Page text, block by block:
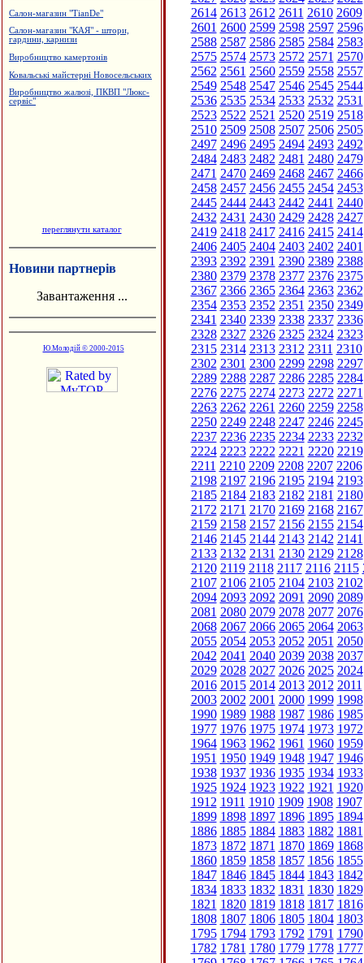
Салон-магазин "TianDe"
Салон-магазин "КАЯ" - штори,
гардини, карнизи
Виробництво камертонів
Ковальські майстерні Новосельських
Виробництво жалюзі, ПКВП "Люкс-
сервіс"
переглянути каталог
Новини партнерів
Завантаження ...
Ю.Молодій © 2000-2015
2614 2613 2612 2611 2610 2609
2601 2600 2599 2598 2597 2596
2588 2587 2586 2585 2584 2583
2575 2574 2573 2572 2571 2570
2562 2561 2560 2559 2558 2557
2549 2548 2547 2546 2545 2544
2536 2535 2534 2533 2532 2531
2523 2522 2521 2520 2519 2518
2510 2509 2508 2507 2506 2505
2497 2496 2495 2494 2493 2492
2484 2483 2482 2481 2480 2479
2471 2470 2469 2468 2467 2466
2458 2457 2456 2455 2454 2453
2445 2444 2443 2442 2441 2440
2432 2431 2430 2429 2428 2427
2419 2418 2417 2416 2415 2414
2406 2405 2404 2403 2402 2401
2393 2392 2391 2390 2389 2388
2380 2379 2378 2377 2376 2375
2367 2366 2365 2364 2363 2362
2354 2353 2352 2351 2350 2349
2341 2340 2339 2338 2337 2336
2328 2327 2326 2325 2324 2323
2315 2314 2313 2312 2311 2310
2302 2301 2300 2299 2298 2297
2289 2288 2287 2286 2285 2284
2276 2275 2274 2273 2272 2271
2263 2262 2261 2260 2259 2258
2250 2249 2248 2247 2246 2245
2237 2236 2235 2234 2233 2232
2224 2223 2222 2221 2220 2219
2211 2210 2209 2208 2207 2206
2198 2197 2196 2195 2194 2193
2185 2184 2183 2182 2181 2180
2172 2171 2170 2169 2168 2167
2159 2158 2157 2156 2155 2154
2146 2145 2144 2143 2142 2141
2133 2132 2131 2130 2129 2128
2120 2119 2118 2117 2116 2115
2107 2106 2105 2104 2103 2102
2094 2093 2092 2091 2090 2089
2081 2080 2079 2078 2077 2076
2068 2067 2066 2065 2064 2063
2055 2054 2053 2052 2051 2050
2042 2041 2040 2039 2038 2037
2029 2028 2027 2026 2025 2024
2016 2015 2014 2013 2012 2011
2003 2002 2001 2000 1999 1998
1990 1989 1988 1987 1986 1985
1977 1976 1975 1974 1973 1972
1964 1963 1962 1961 1960 1959
1951 1950 1949 1948 1947 1946
1938 1937 1936 1935 1934 1933
1925 1924 1923 1922 1921 1920
1912 1911 1910 1909 1908 1907
1899 1898 1897 1896 1895 1894
1886 1885 1884 1883 1882 1881
1873 1872 1871 1870 1869 1868
1860 1859 1858 1857 1856 1855
1847 1846 1845 1844 1843 1842
1834 1833 1832 1831 1830 1829
1821 1820 1819 1818 1817 1816
1808 1807 1806 1805 1804 1803
1795 1794 1793 1792 1791 1790
1782 1781 1780 1779 1778 1777